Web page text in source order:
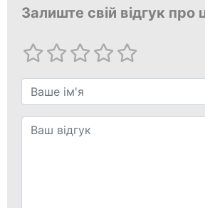
Залиште свій відгук про